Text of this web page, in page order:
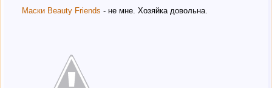
Маски Beauty Friends - не мне. Хозяйка довольна.